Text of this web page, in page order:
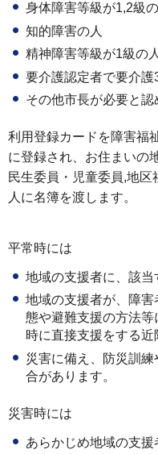
身体障害等級が1,2級
知的障害の人
精神障害等級が1級の人
要介護認定者で要介護
その他市長が必要と認
利用登録カードを障害福
に登録され、お住まいの
民生委員・児童委員,地
人に名簿を渡します。
平常時には
地域の支援者に、該
地域の支援者が、障
態や避難支援の方法
時に直接支援をする
災害に備え、防災訓
合があります。
災害時には
あらかじめ地域の支